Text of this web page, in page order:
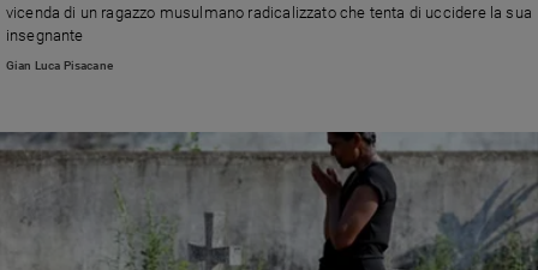
vicenda di un ragazzo musulmano radicalizzato che tenta di uccidere la sua
insegnante
Gian Luca Pisacane